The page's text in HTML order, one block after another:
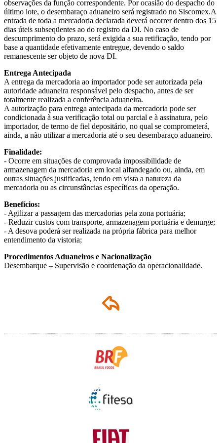
observações da função correspondente. Por ocasião do despacho do
último lote, o desembaraço aduaneiro será registrado no Siscomex.A
entrada de toda a mercadoria declarada deverá ocorrer dentro dos 15
dias úteis subseqüentes ao do registro da DI. No caso de
descumprimento do prazo, será exigida a sua retificação, tendo por
base a quantidade efetivamente entregue, devendo o saldo
remanescente ser objeto de nova DI.
Entrega Antecipada
A entrega da mercadoria ao importador pode ser autorizada pela
autoridade aduaneira responsável pelo despacho, antes de ser
totalmente realizada a conferência aduaneira.
A autorização para entrega antecipada da mercadoria pode ser
condicionada à sua verificação total ou parcial e à assinatura, pelo
importador, de termo de fiel depositário, no qual se comprometerá,
ainda, a não utilizar a mercadoria até o seu desembaraço aduaneiro.
Finalidade:
- Ocorre em situações de comprovada impossibilidade de
armazenagem da mercadoria em local alfandegado ou, ainda, em
outras situações justificadas, tendo em vista a natureza da
mercadoria ou as circunstâncias específicas da operação.
Benefícios:
- Agilizar a passagem das mercadorias pela zona portuária;
- Reduzir custos com transporte, armazenagem portuária e demurge;
- A desova poderá ser realizada na própria fábrica para melhor
entendimento da vistoria;
Procedimentos Aduaneiros e Nacionalização
Desembarque – Supervisão e coordenação da operacionalidade.